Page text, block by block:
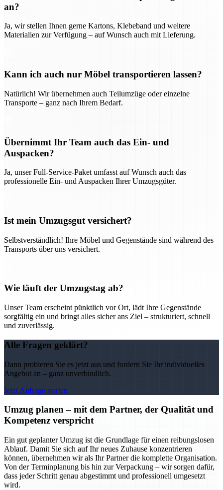
an?
Ja, wir stellen Ihnen gerne Kartons, Klebeband und weitere
Materialien zur Verfügung – auf Wunsch auch mit Lieferung.
Kann ich auch nur Möbel transportieren lassen?
Natürlich! Wir übernehmen auch Teilumzüge oder einzelne
Transporte – ganz nach Ihrem Bedarf.
Übernimmt Ihr Team auch das Ein- und
Auspacken?
Ja, unser Full-Service-Paket umfasst auf Wunsch auch das
professionelle Ein- und Auspacken Ihrer Umzugsgüter.
Ist mein Umzugsgut versichert?
Selbstverständlich! Ihre Möbel und Gegenstände sind während des
Transports über uns versichert.
Wie läuft der Umzugstag ab?
Unser Team erscheint pünktlich vor Ort, lädt Ihre Gegenstände
sorgfältig ein und bringt alles sicher ans Ziel – strukturiert, schnell
und zuverlässig.
Alle Fragen geklärt?
Dann probieren Sie es jetzt aus und fordern Sie Ihr individuelles
Angebot an – ganz unverbindlich.
Jetzt Anfrage starten
Umzug planen – mit dem Partner, der Qualität und
Kompetenz verspricht
Ein gut geplanter Umzug ist die Grundlage für einen reibungslosen
Ablauf. Damit Sie sich auf Ihr neues Zuhause konzentrieren
können, übernehmen wir als Ihr Partner die komplette Organisation.
Von der Terminplanung bis hin zur Verpackung – wir sorgen dafür,
dass jeder Schritt genau abgestimmt und professionell umgesetzt
wird.